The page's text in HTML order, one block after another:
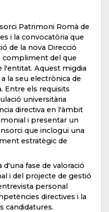
Patrimoni Romà de
i la convocatòria que
de la nova Direcció
compliment del que
l'entitat. Aquest migdia
la seu electrònica de
Entre els requisits
universitària
directiva en l'àmbit
i presentar un
que inclogui una
estratègic de
fase de valoració
i del projecte de gestió
personal
directives i la
candidatures.